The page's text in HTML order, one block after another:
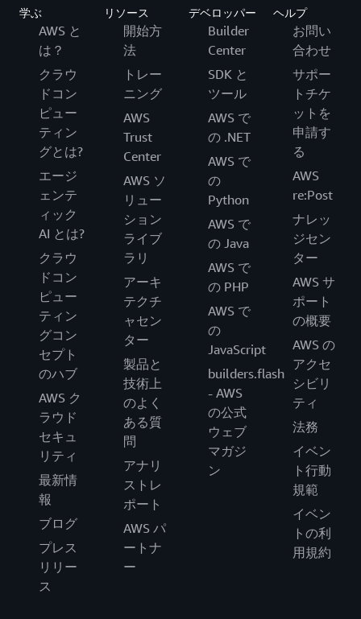
学ぶ
AWS と
は？
クラウ
ドコン
ピュー
ティン
グとは?
エージ
ェンテ
ィック
AI とは?
クラウ
ドコン
ピュー
ティン
グコン
セプト
のハブ
AWS ク
ラウド
セキュ
リティ
最新情
報
ブログ
プレス
リリー
ス
リソース
開始方
法
トレー
ニング
AWS
Trust
Center
AWS ソ
リュー
ション
ライブ
ラリ
アーキ
テクチ
ャセン
ター
製品と
技術上
のよく
ある質
問
アナリ
ストレ
ポート
AWS パ
ートナ
ー
デベロッパー
Builder
Center
SDK と
ツール
AWS で
の .NET
AWS で
の
Python
AWS で
の Java
AWS で
の PHP
AWS で
の
JavaScript
builders.flash
- AWS
の公式
ウェブ
マガジ
ン
ヘルプ
お問い
合わせ
サポー
トチケ
ットを
申請す
る
AWS
re:Post
ナレッ
ジセン
ター
AWS サ
ポート
の概要
AWS の
アクセ
シビリ
ティ
法務
イベン
ト行動
規範
イベン
トの利
用規約